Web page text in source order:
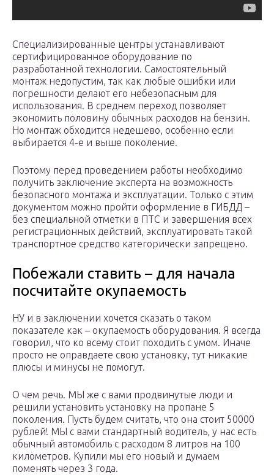
Специализированные центры устанавливают
сертифицированное оборудование по
разработанной технологии. Самостоятельный
монтаж недопустим, так как любые ошибки или
погрешности делают его небезопасным для
использования. В среднем переход позволяет
экономить половину обычных расходов на бензин.
Но монтаж обходится недешево, особенно если
выбирается 4-е и выше поколение.
Поэтому перед проведением работы необходимо
получить заключение эксперта на возможность
безопасного монтажа и эксплуатации. Только с этим
документом можно пройти оформление в ГИБДД –
без специальной отметки в ПТС и завершения всех
регистрационных действий, эксплуатировать такой
транспортное средство категорически запрещено.
Побежали ставить – для начала
посчитайте окупаемость
НУ и в заключении хочется сказать о таком
показателе как – окупаемость оборудования. Я всегда
говорил, что ко всему стоит походить с умом. Иначе
просто не оправдаете свою установку, тут никакие
плюсы и минусы не помогут.
О чем речь. МЫ же с вами продвинутые люди и
решили установить установку на пропане 5
поколения. Пусть будем считать, что она стоит 50000
рублей! МЫ с вами стандартный водитель, у нас есть
обычный автомобиль с расходом 8 литров на 100
километров. Купили мы его новый и думаем
поменять через 3 года.